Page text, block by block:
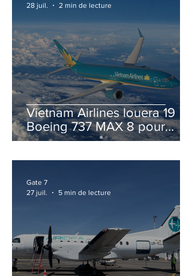
Vietnam Airlines louera 19
Boeing 737 MAX 8 pour
accélérer la modernisation
28 juil.
2 min de lecture
Gate 7
27 juil.
5 min de lecture